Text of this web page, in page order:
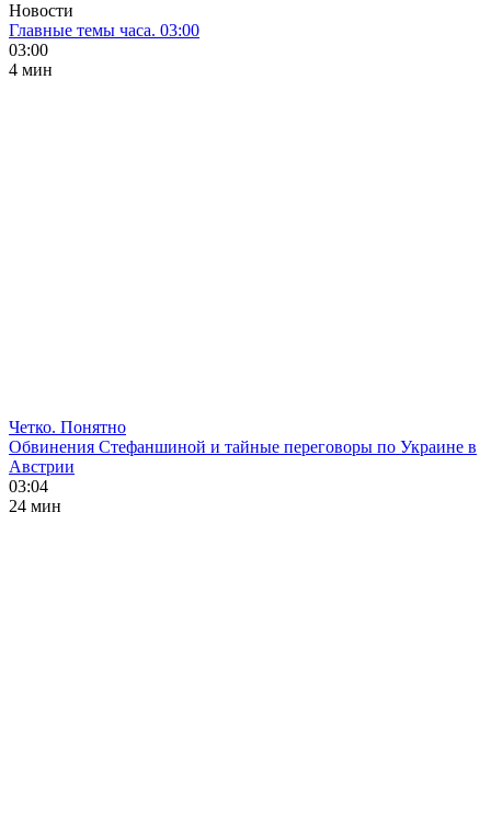
Новости
Главные темы часа. 03:00
03:00
4 мин
Четко. Понятно
Обвинения Стефаншиной и тайные переговоры по Украине в
Австрии
03:04
24 мин